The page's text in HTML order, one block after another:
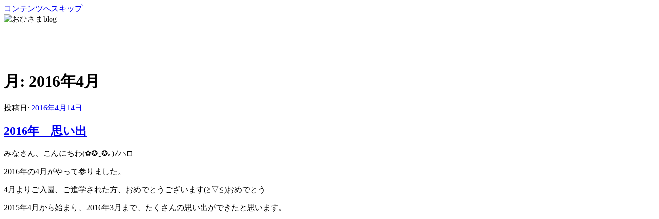
コンテンツへスキップ
月: 2016年4月
投稿日: 2016年4月14日
2016年 思い出
みなさん、こんにちわ(✿✪‿✪｡)ﾉハロー
2016年の4月がやって参りました。
4月よりご入園、ご進学された方、おめでとうございます(≧▽≦)おめでとう
2015年4月から始まり、2016年3月まで、たくさんの思い出ができたと思います。